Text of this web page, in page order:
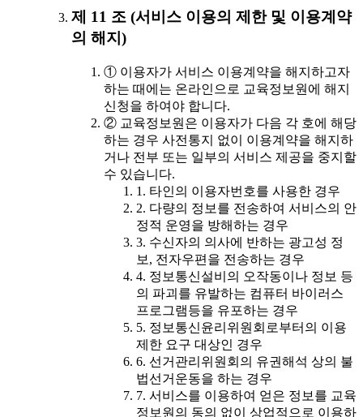
제 11 조 (서비스 이용의 제한 및 이용계약
의 해지)
① 이용자가 서비스 이용계약을 해지하고자
하는 때에는 온라인으로 교육정보원에 해지
신청을 하여야 합니다.
② 교육정보원은 이용자가 다음 각 호에 해당
하는 경우 사전통지 없이 이용계약을 해지하
거나 전부 또는 일부의 서비스 제공을 중지할
수 있습니다.
1. 타인의 이용자번호를 사용한 경우
2. 다량의 정보를 전송하여 서비스의 안
정적 운영을 방해하는 경우
3. 수신자의 의사에 반하는 광고성 정
보, 전자우편을 전송하는 경우
4. 정보통신설비의 오작동이나 정보 등
의 파괴를 유발하는 컴퓨터 바이러스
프로그램등을 유포하는 경우
5. 정보통신윤리위원회로부터의 이용
제한 요구 대상인 경우
6. 선거관리위원회의 유권해석 상의 불
법선거운동을 하는 경우
7. 서비스를 이용하여 얻은 정보를 교육
정보원의 동의 없이 상업적으로 이용하